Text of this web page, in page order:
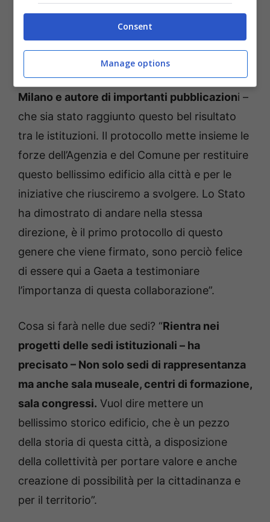
“Sono molto contento –ha sottolineato il
direttore Minenna, docente alla Bocconi di
Milano e autore di importanti pubblicazioni –
che sia stato raggiunto questo bel risultato
tra le istituzioni. Il protocollo mette insieme le
forze dell’Agenzia e del Comune per restituire
questo bellissimo edificio alla città e per le
iniziative che riusciremo a svolgere. Lo Stato
ha dimostrato di andare nella stessa
direzione, è il primo protocollo di questo
genere che viene firmato, sono perciò felice
di essere qui a Gaeta a testimoniare
l’importanza di questa collaborazione”.
Cosa si farà nelle due sedi? “Rientra nei
progetti delle sedi istituzionali – ha
precisato – Non solo sedi di rappresentanza
ma anche sala museale, centri di formazione,
sala congressi. Vuol dire mettere un
bellissimo storico edificio, che è un pezzo
della storia di questa città, a disposizione
della collettività per portare valore e anche
creazione di possibilità per la cittadinanza e
per il territorio”.
Consent
Manage options